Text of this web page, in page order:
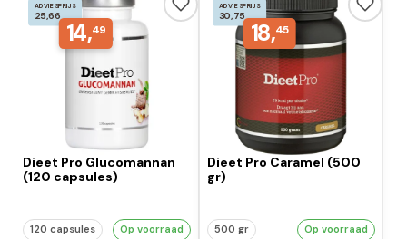
ADVIESPRIJS
25,66
14,49
Dieet Pro Glucomannan
(120 capsules)
120 capsules Op voorraad
ADVIESPRIJS
30,75
18,45
Dieet Pro Caramel (500
gr)
500 gr Op voorraad